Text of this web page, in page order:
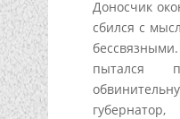
Доносчик
сбился с
пытался